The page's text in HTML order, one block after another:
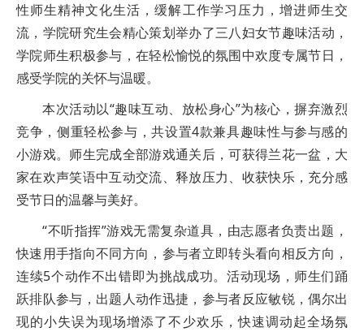
性师生精神文化生活，缓解工作学习压力，增进师生交
流，学院研究生会精心策划举办了三八妇女节趣味活动，
学院师生积极参与，在轻松愉悦的氛围中欢度专属节日，
感受学院的关怀与温暖。
本次活动以“趣味互动、放松身心”为核心，摒弃激烈
竞争，侧重轻松参与，共设置4款兼具趣味性与参与感的
小游戏。师生完成全部游戏通关后，可获得兰花一盆，大
家在欢声笑语中互动交流、释放压力、收获快乐，充分感
受节日的温馨与美好。
“不听指挥”游戏无需复杂道具，由志愿者负责出题，
快速用手指向不同方向，参与者立即转头看向相反方向，
连续5个动作不出错即为挑战成功。活动现场，师生们踊
跃排队参与，出题人动作迅捷，参与者反应敏锐，偶尔出
现的小失误为现场增添了不少欢乐，快速调动起全场氛